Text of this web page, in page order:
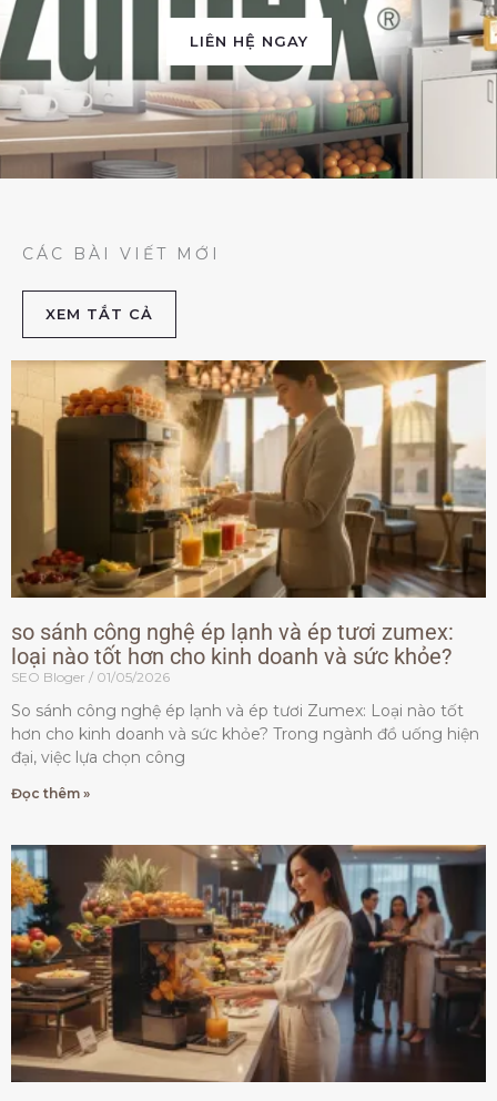
LIÊN HỆ NGAY
CÁC BÀI VIẾT MỚI
XEM TẮT CẢ
so sánh công nghệ ép lạnh và ép tươi zumex:
loại nào tốt hơn cho kinh doanh và sức khỏe?
SEO Bloger 01/05/2026
So sánh công nghệ ép lạnh và ép tươi Zumex: Loại nào tốt
hơn cho kinh doanh và sức khỏe? Trong ngành đồ uống hiện
đại, việc lựa chọn công
Đọc thêm »